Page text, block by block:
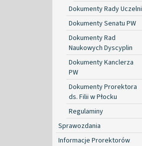
Dokumenty Rady Uczelni
Dokumenty Senatu PW
Dokumenty Rad
Naukowych Dyscyplin
Dokumenty Kanclerza
PW
Dokumenty Prorektora
ds. Filii w Płocku
Regulaminy
Sprawozdania
Informacje Prorektorów